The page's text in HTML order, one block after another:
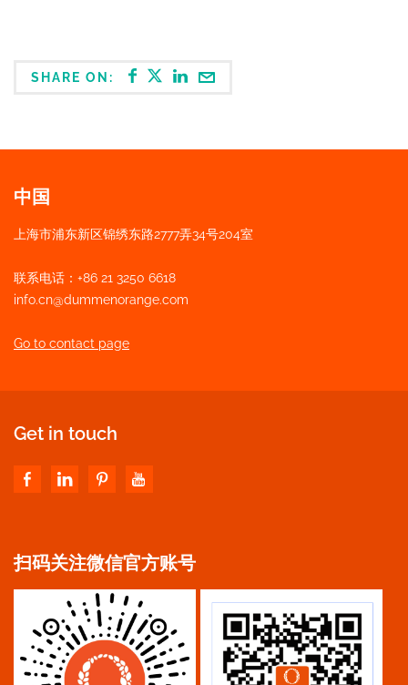
SHARE ON:
中国
上海市浦东新区锦绣东路2777弄34号204室
联系电话：+86 21 3250 6618
info.cn@dummenorange.com
Go to contact page
Get in touch
扫码关注微信官方账号